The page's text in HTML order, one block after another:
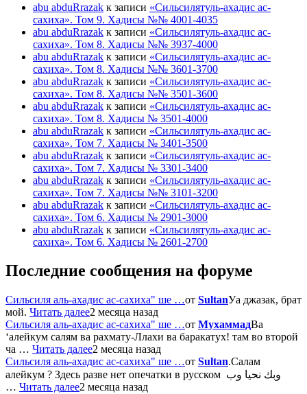
abu abduRrazak к записи «Сильсилятуль-ахадис ас-
сахиха». Том 9. Хадисы №№ 4001-4035
abu abduRrazak к записи «Сильсилятуль-ахадис ас-
сахиха». Том 8. Хадисы №№ 3937-4000
abu abduRrazak к записи «Сильсилятуль-ахадис ас-
сахиха». Том 8. Хадисы №№ 3601-3700
abu abduRrazak к записи «Сильсилятуль-ахадис ас-
сахиха». Том 8. Хадисы №№ 3501-3600
abu abduRrazak к записи «Сильсилятуль-ахадис ас-
сахиха». Том 8. Хадисы № 3501-4000
abu abduRrazak к записи «Сильсилятуль-ахадис ас-
сахиха». Том 7. Хадисы № 3401-3500
abu abduRrazak к записи «Сильсилятуль-ахадис ас-
сахиха». Том 7. Хадисы № 3301-3400
abu abduRrazak к записи «Сильсилятуль-ахадис ас-
сахиха». Том 7. Хадисы №№ 3101-3200
abu abduRrazak к записи «Сильсилятуль-ахадис ас-
сахиха». Том 6. Хадисы № 2901-3000
abu abduRrazak к записи «Сильсилятуль-ахадис ас-
сахиха». Том 6. Хадисы № 2601-2700
Последние сообщения на форуме
Сильсиля аль-ахадис ас-сахиха" ше …от SultanУа джазак, брат
мой. Читать далее2 месяца назад
Сильсиля аль-ахадис ас-сахиха" ше …от МухаммадВа
‘алейкум салям ва рахмату-Ллахи ва баракатух! там во второй
ча … Читать далее2 месяца назад
Сильсиля аль-ахадис ас-сахиха" ше …от Sultan.Салам
алейкум ? Здесь разве нет опечатки в русском وبك نحيا وب
… Читать далее2 месяца назад